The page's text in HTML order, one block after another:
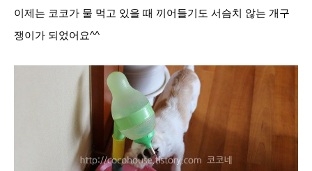
이제는 코코가 물 먹고 있을 때 끼어들기도 서슴치 않는 개구
쟁이가 되었어요^^